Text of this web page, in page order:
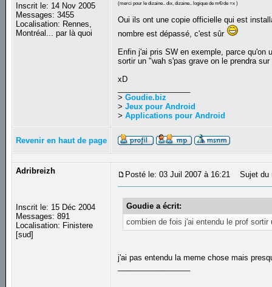
Inscrit le: 14 Nov 2005
Messages: 3455
Localisation: Rennes,
Montréal... par là quoi
(merci pour le dizaine.. dix, dizaine.. logique de m€rde =x )
Oui ils ont une copie officielle qui est
nombre est dépassé, c'est sûr
Enfin j'ai pris SW en exemple, parce
sortir un "wah s'pas grave on le prendra
xD
>Goudie.biz
>Jeux pour Android
>Applications pour Android
Revenir en haut de page
Adribreizh
Inscrit le: 15 Déc 2004
Messages: 891
Localisation: Finistere
[sud]
Posté le: 03 Juil 2007 à 16:21 Sujet du
Goudie a écrit:
combien de fois j'ai entendu le prof
j'ai pas entendu la meme chose mais